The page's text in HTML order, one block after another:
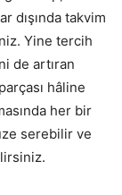
dışında takvim
Yine tercih
de artıran
hâline
her bir
serebilir ve